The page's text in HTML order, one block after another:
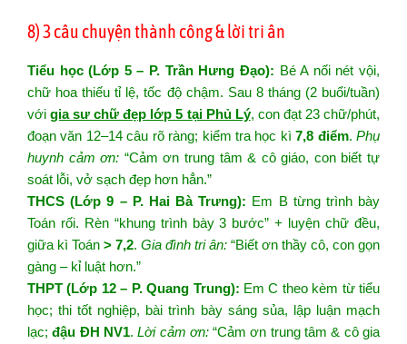
8) 3 câu chuyện thành công & lời tri ân
Tiểu học (Lớp 5 – P. Trần Hưng Đạo): Bé A nối nét vội,
chữ hoa thiếu tỉ lệ, tốc độ chậm. Sau 8 tháng (2 buổi/tuần)
vớigia sư chữ đẹp lớp 5 tại Phủ Lý, con đạt 23 chữ/phút,
đoạn văn 12–14 câu rõ ràng; kiểm tra học kì7,8 điểm.Phụ
huynh cảm ơn: “Cảm ơn trung tâm & cô giáo, con biết tự
soát lỗi, vở sạch đẹp hơn hẳn.”
THCS (Lớp 9 – P. Hai Bà Trưng): Em B từng trình bày
Toán rối. Rèn “khung trình bày 3 bước” + luyện chữ đều,
giữa kì Toán > 7,2. Gia đình tri ân: “Biết ơn thầy cô, con gọn
gàng – kỉ luật hơn.”
THPT (Lớp 12 – P. Quang Trung): Em C theo kèm từ tiểu
học; thi tốt nghiệp, bài trình bày sáng sủa, lập luận mạch
lạc;đậu ĐH NV1.Lời cảm ơn:“Cảm ơn trung tâm & cô gia